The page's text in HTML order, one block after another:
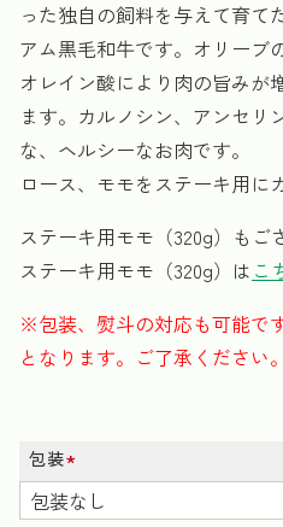
った独自の飼料を与えて育て
アム黒毛和牛です。オリーブ
オレイン酸により肉の旨みが
ます。カルノシン、アンセリ
な、ヘルシーなお肉です。
ロース、モモをステーキ用に
ステーキ用モモ（320g）もご
ステーキ用モモ（320g）は こ
※包装、熨斗の対応も可能で
となります。ご了承ください。
包装
(必
須)